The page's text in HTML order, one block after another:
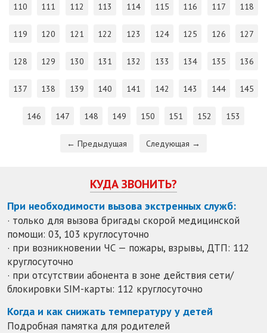
110 111 112 113 114 115 116 117 118
119 120 121 122 123 124 125 126 127
128 129 130 131 132 133 134 135 136
137 138 139 140 141 142 143 144 145
146 147 148 149 150 151 152 153
← Предыдущая Следующая →
КУДА ЗВОНИТЬ?
При необходимости вызова экстренных служб:
· только для вызова бригады скорой медицинской
помощи: 03, 103 круглосуточно
· при возникновении ЧС — пожары, взрывы, ДТП: 112
круглосуточно
· при отсутствии абонента в зоне действия сети/
блокировки SIM-карты: 112 круглосуточно
Когда и как снижать температуру у детей
Подробная памятка для родителей